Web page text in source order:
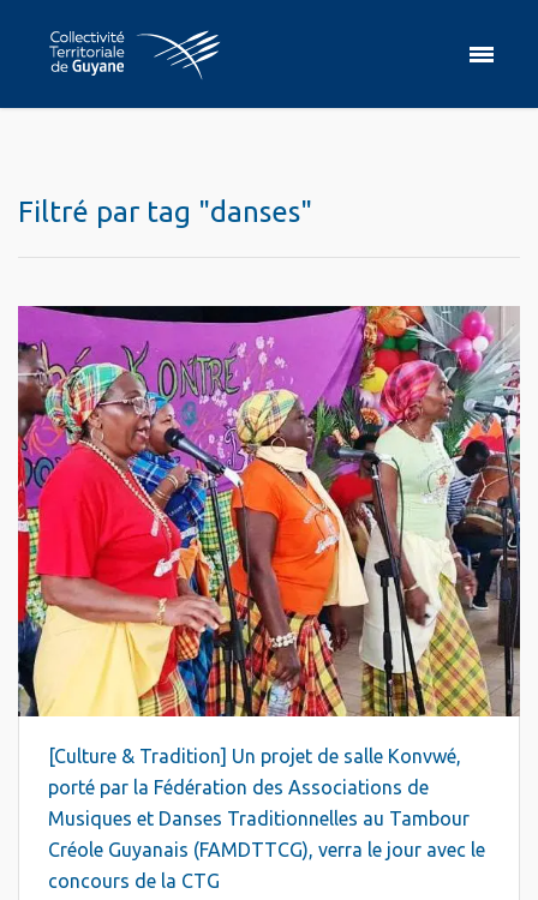
Filtré par tag "danses"
[Culture & Tradition] Un projet de salle Konvwé,
porté par la Fédération des Associations de
Musiques et Danses Traditionnelles au Tambour
Créole Guyanais (FAMDTTCG), verra le jour avec le
concours de la CTG